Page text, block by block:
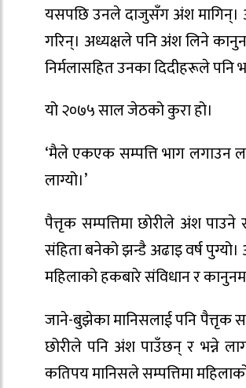
यसपछि उनले दाजुसँग अंश मागिन्।
गरिन्। अध्यक्षले पनि अंश लिने
निर्मलासहित उनका दिदीहरूले पनि
यो २०७५ साल जेठको कुरा हो।
‘मैले एकएक सम्पत्ति भाग लगाउन
लाग्यो।’
पैत्तृक सम्पत्तिमा छोरीले अंश
संहिता बनेको झन्डै अढाइ वर्ष
महिलाको हकबारे संविधान र
जाने-बुझेका मानिसलाई पनि पैत्तृक
छोरीले पनि अंश पाउँछन् र भन्ने
कतिपय मानिसले सम्पत्तिमा